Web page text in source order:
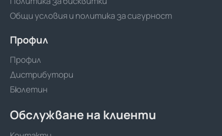
Общи условия и политика за сигурност
Профил
Профил
Дистрибутори
Бюлетин
Обслужване на клиенти